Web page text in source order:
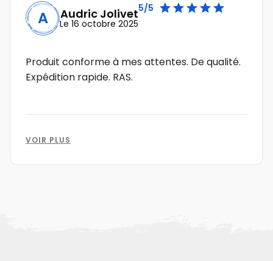
A Audric Jolivet
Le 16 octobre 2025
5/5 
Produit conforme à mes attentes. De qualité.
Expédition rapide. RAS.
VOIR PLUS